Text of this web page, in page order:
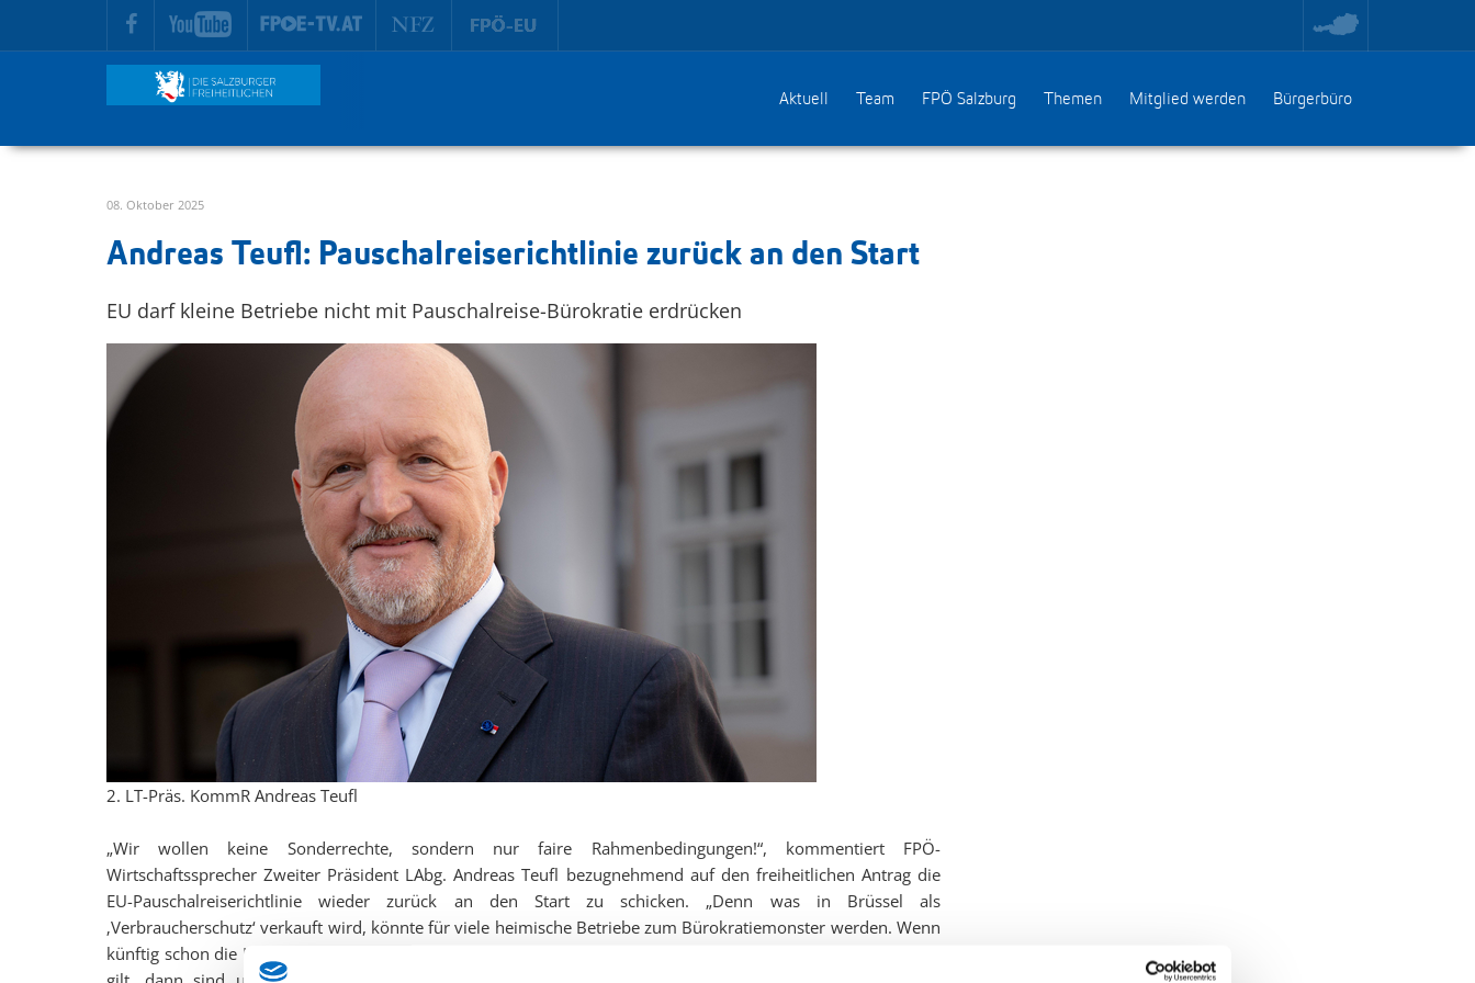
zur Hauptnavigation springen
zum Inhalt springen toggle
region
menu
Aktuell Team FPÖ Salzburg Themen Mitglied werden Bürgerbüro
08. Oktober 2025
Andreas Teufl: Pauschalreiserichtlinie zurück an den Start
EU darf kleine Betriebe nicht mit Pauschalreise-Bürokratie erdrücken
2. LT-Präs. KommR Andreas Teufl
„Wir wollen keine Sonderrechte, sondern nur faire Rahmenbedingungen!“, kommentiert FPÖ-
Wirtschaftssprecher Zweiter Präsident LAbg. Andreas Teufl bezugnehmend auf den freiheitlichen Antrag die
EU-Pauschalreiserichtlinie wieder zurück an den Start zu schicken. „Denn was in Brüssel als
‚Verbraucherschutz‘ verkauft wird, könnte für viele heimische Betriebe zum Bürokratiemonster werden. Wenn
künftig schon die Kombination aus einer Nächtigung und einem Skipass oder einer Massage als Pauschalreise